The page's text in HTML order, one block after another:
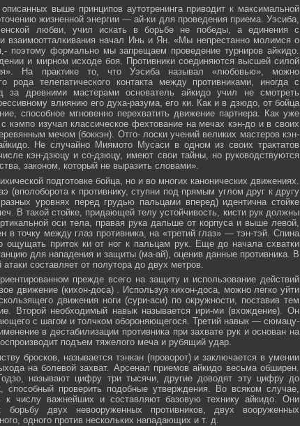
выше принципов аутотренинга приводит к максимальной
жизненной энергии — ай-ки для проведения приема. Уэсиба,
любви, учил искать в борьбе не победы, а единения с
взаимоотталкивания начал Инь и Ян. «Мы непрестанно молимся о
поэтому формально мы запрещаем проведение турниров айкидо.
и мирном исходе боя. Противники соединяются высшей силой
На практике то, что Уэсиба называл «любовью», можно
рода телепатического контакта между противниками, иногда с
за древними мастерами основатель айкидо учил не смотреть
влиянию его духа-разума, его ки. Как и в дзюдо, от бойца
способное мгновенно перехватить движение партнера. Как уже
кэмпо изучал классическое фехтование на мечах кэн-до и в своих
мечом (боккэн). Отго- лоски учений великих мастеров кэн-
Не случайно Миямото Мусаси в одном из своих трактатов
кэн-дзюцу и со-дзюцу, имеют свои тайны, но руководствуются
законом, который не выразить словами».
подготовке бойца, но и во многих канонических движениях.
(вполоборота к противнику, ступни под прямым углом друг к другу
уровнях перед грудью пальцами вперед) идентична стойке
В такой стойке, придающей телу устойчивость, кисти рук должны
оси тела, правая рука дальше от корпуса и выше левой,
в точку между глаз противника, на «третий глаз» — тэн-тэй. Спина
ощущать приток ки от ног к пальцам рук. Еще до начала схватки
для нападения и защиты (ма-ай), оценив данные противника. В
составляет от полутора до двух метров.
прежде всего на защиту и использование действий
движение (кихон-доса) . Используя кихон-доса, можно легко уйти
движения ноги (сури-аси) по окружности, поставив тем
Второй необходимый навык называется ири-ми (вхождение). Он
с шагом и толчком обороняющегося. Третий навык — сюмацу-
в дестабилизации противника при захвате рук и основан на
подъем тяжелого меча и рубящий удар.
бросков, называется тэнкан (проворот) и заключается в умении
на болевой захват. Арсенал приемов айкидо весьма обширен.
называют цифру три тысячи, другие доводят эту цифру до
проверить подобные утверждения. Во всяком случае,
к числу важнейших и составляют базовую технику айкидо. Они
борьбу двух невооруженных противников, двух вооруженных
одного против нескольких нападающих и т. д.